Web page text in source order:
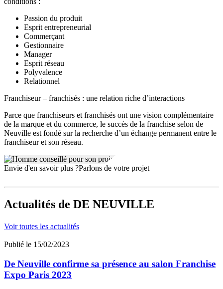
Passion du produit
Esprit entrepreneurial
Commerçant
Gestionnaire
Manager
Esprit réseau
Polyvalence
Relationnel
Franchiseur – franchisés : une relation riche d’interactions
Parce que franchiseurs et franchisés ont une vision complémentaire
de la marque et du commerce, le succès de la franchise selon de
Neuville est fondé sur la recherche d’un échange permanent entre le
franchiseur et son réseau.
Envie d'en savoir plus ?Parlons de votre projet
Actualités de DE NEUVILLE
Voir toutes les actualités
Publié le 15/02/2023
De Neuville confirme sa présence au salon Franchise
Expo Paris 2023